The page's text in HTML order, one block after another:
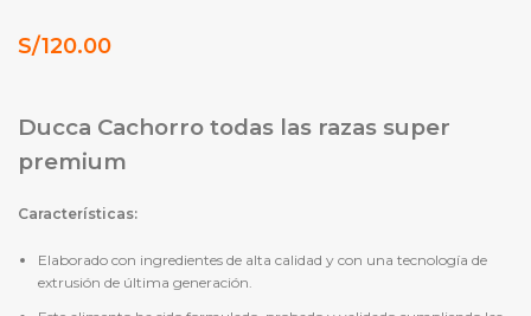
S/120.00
Ducca Cachorro todas las razas super
premium
Características:
Elaborado con ingredientes de alta calidad y con una tecnología de
extrusión de última generación.